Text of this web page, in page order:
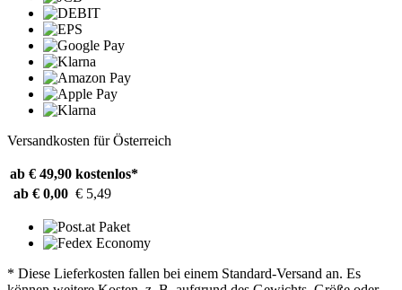
Versandkosten für Österreich
ab € 49,90 kostenlos*
ab € 0,00 € 5,49
* Diese Lieferkosten fallen bei einem Standard-Versand an. Es